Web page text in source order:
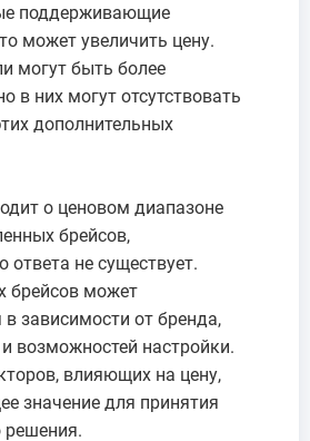
поддерживающие
может увеличить цену.
могут быть более
в них могут отсутствовать
дополнительных
о ценовом диапазоне
брейсов,
ответа не существует.
брейсов может
в зависимости от бренда,
возможностей настройки.
влияющих на цену,
значение для принятия
решения.